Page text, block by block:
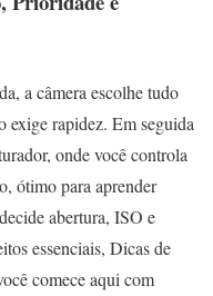
a câmera escolhe tudo
exige rapidez. Em seguida
onde você controla
ótimo para aprender
abertura, ISO e
essenciais, Dicas de
comece aqui com